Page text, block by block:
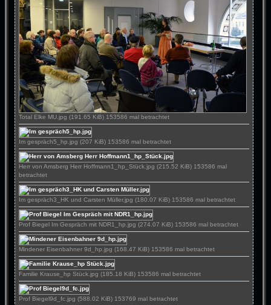
Total Elke MU.jpg (191.65 KiB) 153586 mal betrachtet
Im gespräch5_hp.jpg (207 KiB) 153586 mal betrachtet
Herr von Amsberg Herr Hoffmann1_hp_Stück.jpg (215.52 KiB) 153586 mal
betrachtet
Im gespräch3_HK und Carsten Müller.jpg (180.07 KiB) 153586 mal betrachtet
Prof Biegel Im Gespräch mit NDR1_hp.jpg (274.07 KiB) 153586 mal betrachtet
Mindener Eisenbahner 9d_hp.jpg (168.47 KiB) 153586 mal betrachtet
Familie Krause_hp Stück.jpg (185.18 KiB) 153586 mal betrachtet
Prof Biegel9d_fc.jpg (588.02 KiB) 153769 mal betrachtet